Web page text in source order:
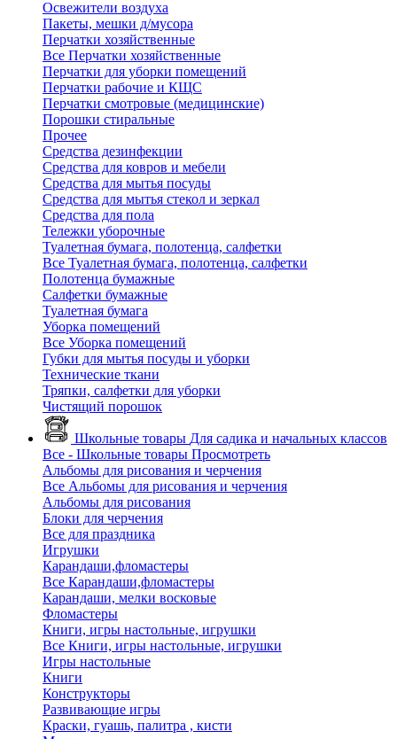
Освежители воздуха
Пакеты, мешки д/мусора
Перчатки хозяйственные
Все Перчатки хозяйственные
Перчатки для уборки помещений
Перчатки рабочие и КЩС
Перчатки смотровые (медицинские)
Порошки стиральные
Прочее
Средства дезинфекции
Средства для ковров и мебели
Средства для мытья посуды
Средства для мытья стекол и зеркал
Средства для пола
Тележки уборочные
Туалетная бумага, полотенца, салфетки
Все Туалетная бумага, полотенца, салфетки
Полотенца бумажные
Салфетки бумажные
Туалетная бумага
Уборка помещений
Все Уборка помещений
Губки для мытья посуды и уборки
Технические ткани
Тряпки, салфетки для уборки
Чистящий порошок
Школьные товары Для садика и начальных классов
Все - Школьные товары Просмотреть
Альбомы для рисования и черчения
Все Альбомы для рисования и черчения
Альбомы для рисования
Блоки для черчения
Все для праздника
Игрушки
Карандаши,фломастеры
Все Карандаши,фломастеры
Карандаши, мелки восковые
Фломастеры
Книги, игры настольные, игрушки
Все Книги, игры настольные, игрушки
Игры настольные
Книги
Конструкторы
Развивающие игры
Краски, гуашь, палитра , кисти